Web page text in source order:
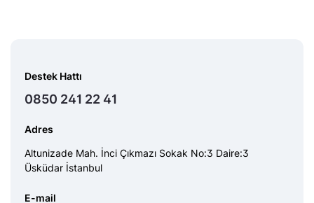
Destek Hattı
0850 241 22 41
Adres
Altunizade Mah. İnci Çıkmazı Sokak No:3 Daire:3
Üsküdar İstanbul
E-mail